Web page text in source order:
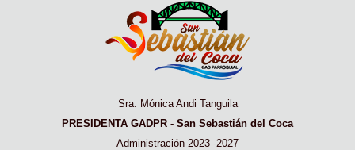
Sra. Mónica Andi Tanguila
PRESIDENTA GADPR - San Sebastián del Coca
Administración 2023 -2027